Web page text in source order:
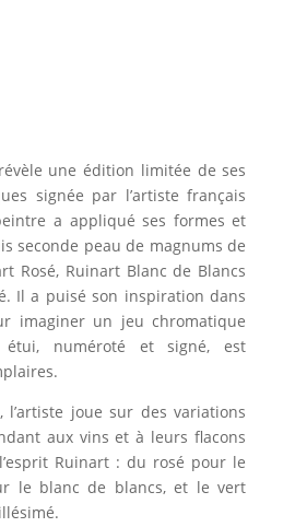
une édition limitée de ses
signée par l’artiste français
a appliqué ses formes et
seconde peau de magnums de
Rosé, Ruinart Blanc de Blancs
Il a puisé son inspiration dans
imaginer un jeu chromatique
étui, numéroté et signé, est
l’artiste joue sur des variations
aux vins et à leurs flacons
Ruinart : du rosé pour le
le blanc de blancs, et le vert